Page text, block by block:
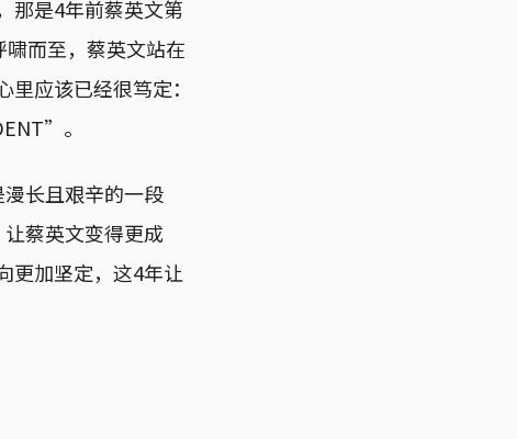
那是4年前蔡英文第
而至，蔡英文站在
应该已经很笃定：
。
长且艰辛的一段
蔡英文变得更成
更加坚定，这4年让